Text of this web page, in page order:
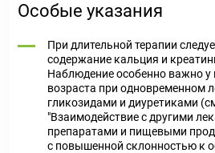
Особые указания
При длительной терапии
содержание кальция и
Наблюдение особенно важно у
возраста при одновременном
гликозидами и диуретиками
"Взаимодействие с другими
препаратами и пищевыми
с повышенной склонностью к